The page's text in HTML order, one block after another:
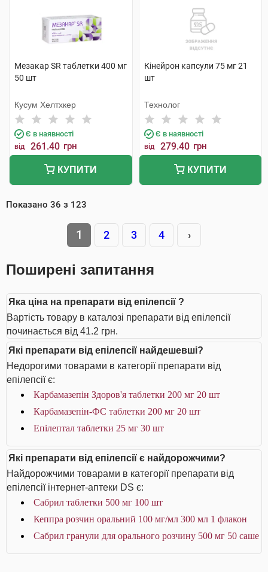
Мезакар SR таблетки 400 мг
50 шт
Кусум Хелтхкер
Є в наявності
від 261.40 грн
КУПИТИ
Кінейрон капсули 75 мг 21
шт
Технолог
Є в наявності
від 279.40 грн
КУПИТИ
Показано 36 з 123
1 2 3 4 ›
Поширені запитання
Яка ціна на препарати від епілепсії ?
Вартість товару в каталозі препарати від епілепсії
починається від 41.2 грн.
Які препарати від епілепсії найдешевші?
Недорогими товарами в категорії препарати від
епілепсії є:
Карбамазепін Здоров'я таблетки 200 мг 20 шт
Карбамазепін-ФС таблетки 200 мг 20 шт
Епілептал таблетки 25 мг 30 шт
Які препарати від епілепсії є найдорожчими?
Найдорожчими товарами в категорії препарати від
епілепсії інтернет-аптеки DS є:
Сабрил таблетки 500 мг 100 шт
Кеппра розчин оральний 100 мг/мл 300 мл 1 флакон
Сабрил гранули для орального розчину 500 мг 50 саше